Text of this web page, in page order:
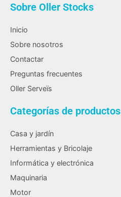
Sobre Oller Stocks
Inicio
Sobre nosotros
Contactar
Preguntas frecuentes
Oller Serveïs
Categorías de productos
Casa y jardín
Herramientas y Bricolaje
Informática y electrónica
Maquinaria
Motor